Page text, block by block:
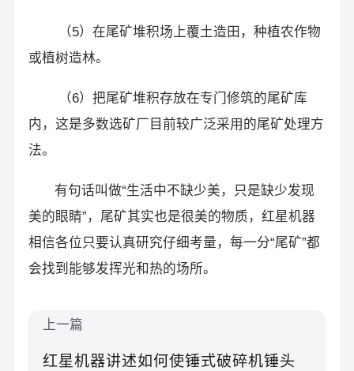
（5）在尾矿堆积场上覆土造田，种植农作物
或植树造林。
（6）把尾矿堆积存放在专门修筑的尾矿库
内，这是多数选矿厂目前较广泛采用的尾矿处理方
法。
有句话叫做“生活中不缺少美，只是缺少发现
美的眼睛”，尾矿其实也是很美的物质，红星机器
相信各位只要认真研究仔细考量，每一分“尾矿”都
会找到能够发挥光和热的场所。
上一篇
红星机器讲述如何使锤式破碎机锤头